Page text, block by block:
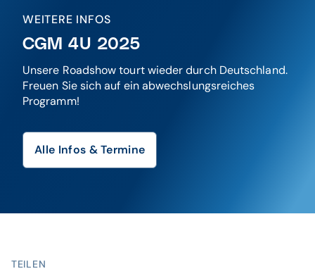
TEILEN
WEITERE INFOS
CGM 4U 2025
Unsere Roadshow tourt wieder durch Deutschland.
Freuen Sie sich auf ein abwechslungsreiches
Programm!
Alle Infos & Termine